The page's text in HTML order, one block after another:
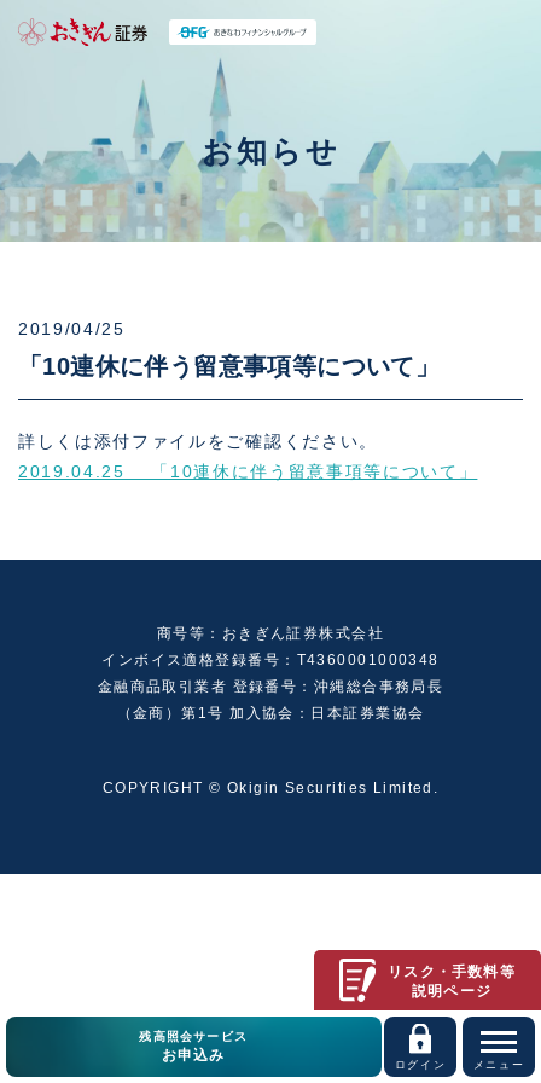
残高照会サービス
お申込み
ログイン メニュー
リスク・手数料等
説明ページ
お知らせ
2019/04/25
「10連休に伴う留意事項等について」
詳しくは添付ファイルをご確認ください。
2019.04.25 「10連休に伴う留意事項等について」
商号等：おきぎん証券株式会社
インボイス適格登録番号：T4360001000348
金融商品取引業者 登録番号：沖縄総合事務局長
（金商）第1号 加入協会：日本証券業協会
COPYRIGHT © Okigin Securities Limited.